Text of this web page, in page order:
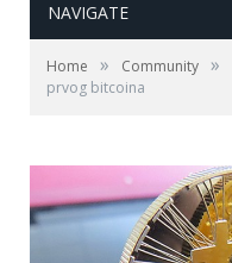
NAVIGATE
Home » Community »
prvog bitcoina